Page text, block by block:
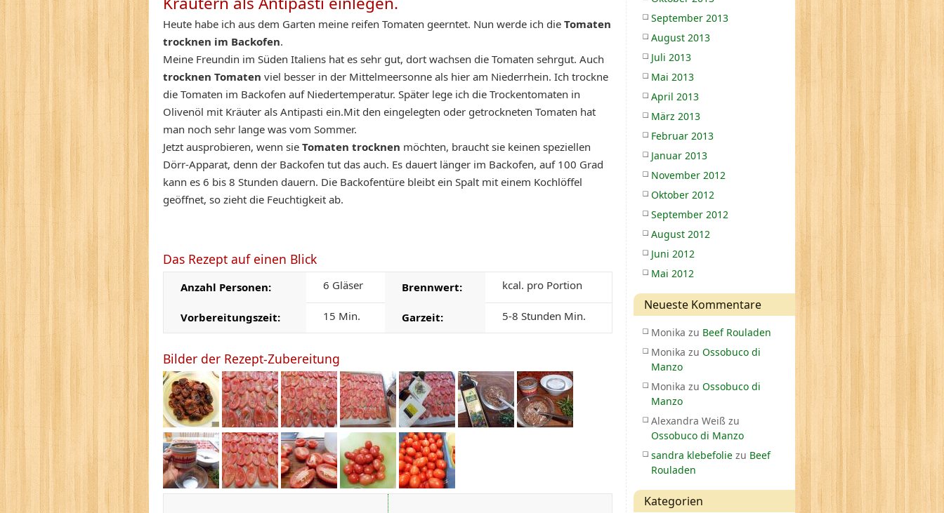
Heute habe ich aus dem Garten meine reifen Tomaten geerntet. Nun werde ich die Tomaten
trocknen im Backofen.
Meine Freundin im Süden Italiens hat es sehr gut, dort wachsen die Tomaten sehrgut. Auch
trocknen Tomaten viel besser in der Mittelmeersonne als hier am Niederrhein. Ich trockne
die Tomaten im Backofen auf Niedertemperatur. Später lege ich die Trockentomaten in
Olivenöl mit Kräuter als Antipasti ein.Mit den eingelegten oder getrockneten Tomaten hat
man noch sehr lange was vom Sommer.
Jetzt ausprobieren, wenn sie Tomaten trocknen möchten, braucht sie keinen speziellen
Dörr-Apparat, denn der Backofen tut das auch. Es dauert länger im Backofen, auf 100 Grad
kann es 6 bis 8 Stunden dauern. Die Backofentüre bleibt ein Spalt mit einem Kochlöffel
geöffnet, so zieht die Feuchtigkeit ab.
Das Rezept auf einen Blick
Anzahl Personen: 6 Gläser Brennwert: kcal. pro Portion
Vorbereitungszeit: 15 Min. Garzeit: 5-8 Stunden Min.
Bilder der Rezept-Zubereitung
September 2013
August 2013
Juli 2013
Mai 2013
April 2013
März 2013
Februar 2013
Januar 2013
November 2012
Oktober 2012
September 2012
August 2012
Juni 2012
Mai 2012
Neueste Kommentare
Monika zu Beef Rouladen
Monika zu Ossobuco di
Manzo
Monika zu Ossobuco di
Manzo
Alexandra Weiß zu
Ossobuco di Manzo
sandra klebefolie zu Beef
Rouladen
Kategorien